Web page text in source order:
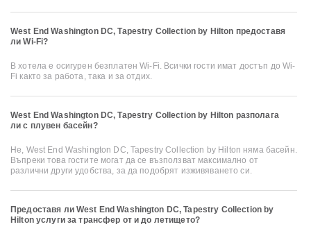
West End Washington DC, Tapestry Collection by Hilton предоставя
ли Wi-Fi?
В хотела е осигурен безплатен Wi-Fi. Всички гости имат достъп до Wi-
Fi както за работа, така и за отдих.
West End Washington DC, Tapestry Collection by Hilton разполага
ли с плувен басейн?
Не, West End Washington DC, Tapestry Collection by Hilton няма басейн.
Въпреки това гостите могат да се възползват максимално от
различни други удобства, за да подобрят изживяването си.
Предоставя ли West End Washington DC, Tapestry Collection by
Hilton услуги за трансфер от и до летището?